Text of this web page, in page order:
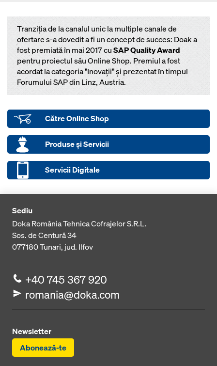
Tranziția de la canalul unic la multiple canale de
ofertare s-a dovedit a fi un concept de succes: Doak a
fost premiată în mai 2017 cuSAP Quality Award
pentru proiectul său Online Shop. Premiul a fost
acordat la categoria "Inovații" și prezentat în timpul
Forumului SAP din Linz, Austria.
Către Online Shop
Produse și Servicii
Servicii Digitale
Sediu
Doka România Tehnica Cofrajelor S.R.L.
Sos. de Centură 34
077180Tunari, jud. Ilfov
+40 745 367 920
romania@doka.com
Newsletter
Abonează-te